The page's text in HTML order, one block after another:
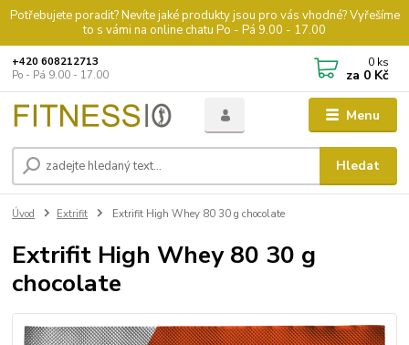
Potřebujete poradit? Nevíte jaké produkty jsou pro vás vhodné? Vyřešíme
to s vámi na online chatu Po - Pá 9.00 - 17.00
Menu
Hledat
+420 608212713
Po - Pá 9.00 - 17.00
0 ks
za 0 Kč
Úvod Extrifit Extrifit High Whey 80 30 g chocolate
Extrifit High Whey 80 30 g
chocolate